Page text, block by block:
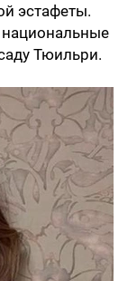
эстафеты.
национальные
Тюильри.